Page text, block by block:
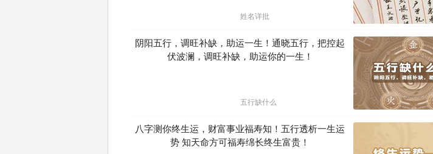
姓名详批
阴阳五行，调旺补缺，助运一生！通晓五行，把控起
伏波澜，调旺补缺，助运你的一生！
五行缺什么
八字测你终生运，财富事业福寿知！五行透析一生运
势 知天命方可福寿绵长终生富贵！